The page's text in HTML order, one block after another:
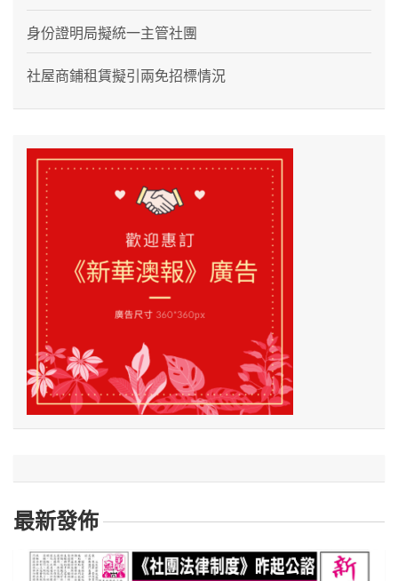
身份證明局擬統一主管社團
社屋商鋪租賃擬引兩免招標情況
最新發佈